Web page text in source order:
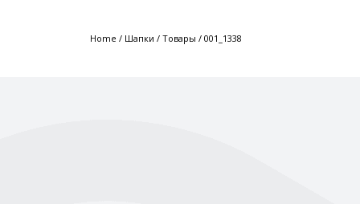
Home / Шапки / Товары / 001_1338